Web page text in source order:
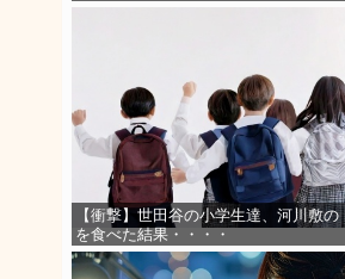
【衝撃】世田谷の小学生達、河川敷の
を食べた結果・・・・